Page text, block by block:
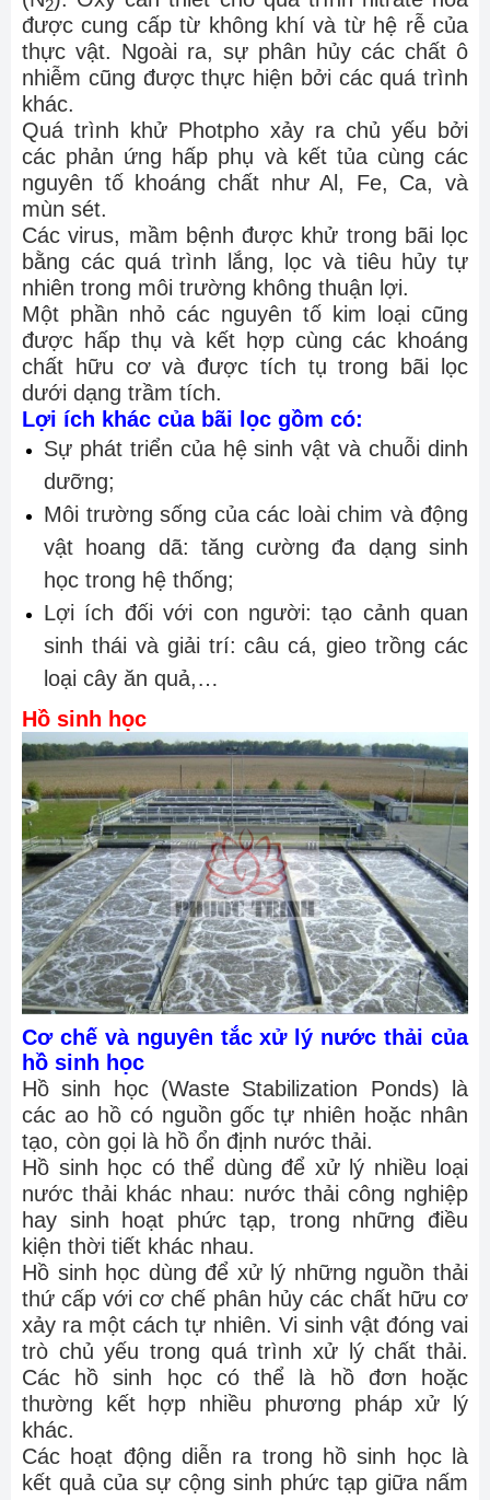
2
được cung cấp từ không khí và từ hệ rễ của
thực vật. Ngoài ra, sự phân hủy các chất ô
nhiễm cũng được thực hiện bởi các quá trình
khác.
Quá trình khử Photpho xảy ra chủ yếu bởi
các phản ứng hấp phụ và kết tủa cùng các
nguyên tố khoáng chất như Al, Fe, Ca, và
mùn sét.
Các virus, mầm bệnh được khử trong bãi lọc
bằng các quá trình lắng, lọc và tiêu hủy tự
nhiên trong môi trường không thuận lợi.
Một phần nhỏ các nguyên tố kim loại cũng
được hấp thụ và kết hợp cùng các khoáng
chất hữu cơ và được tích tụ trong bãi lọc
dưới dạng trầm tích.
Lợi ích khác của bãi lọc gồm có:
Sự phát triển của hệ sinh vật và chuỗi dinh
dưỡng;
Môi trường sống của các loài chim và động
vật hoang dã: tăng cường đa dạng sinh
học trong hệ thống;
Lợi ích đối với con người: tạo cảnh quan
sinh thái và giải trí: câu cá, gieo trồng các
loại cây ăn quả,…
Hồ sinh học
Cơ chế và nguyên tắc xử lý nước thải của
hồ sinh học
Hồ sinh học (Waste Stabilization Ponds) là
các ao hồ có nguồn gốc tự nhiên hoặc nhân
tạo, còn gọi là hồ ổn định nước thải.
Hồ sinh học có thể dùng để xử lý nhiều loại
nước thải khác nhau: nước thải công nghiệp
hay sinh hoạt phức tạp, trong những điều
kiện thời tiết khác nhau.
Hồ sinh học dùng để xử lý những nguồn thải
thứ cấp với cơ chế phân hủy các chất hữu cơ
xảy ra một cách tự nhiên. Vi sinh vật đóng vai
trò chủ yếu trong quá trình xử lý chất thải.
Các hồ sinh học có thể là hồ đơn hoặc
thường kết hợp nhiều phương pháp xử lý
khác.
Các hoạt động diễn ra trong hồ sinh học là
kết quả của sự cộng sinh phức tạp giữa nấm